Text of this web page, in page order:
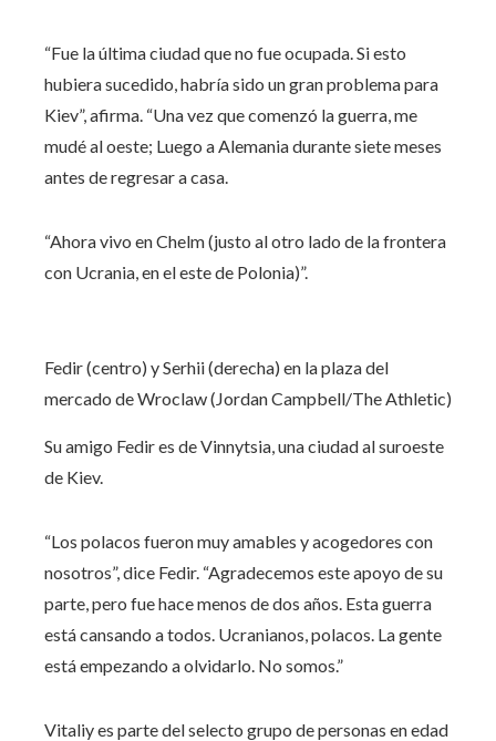
“Fue la última ciudad que no fue ocupada. Si esto
hubiera sucedido, habría sido un gran problema para
Kiev”, afirma. “Una vez que comenzó la guerra, me
mudé al oeste; Luego a Alemania durante siete meses
antes de regresar a casa.
“Ahora vivo en Chelm (justo al otro lado de la frontera
con Ucrania, en el este de Polonia)”.
Fedir (centro) y Serhii (derecha) en la plaza del
mercado de Wroclaw (Jordan Campbell/The Athletic)
Su amigo Fedir es de Vinnytsia, una ciudad al suroeste
de Kiev.
“Los polacos fueron muy amables y acogedores con
nosotros”, dice Fedir. “Agradecemos este apoyo de su
parte, pero fue hace menos de dos años. Esta guerra
está cansando a todos. Ucranianos, polacos. La gente
está empezando a olvidarlo. No somos.”
Vitaliy es parte del selecto grupo de personas en edad